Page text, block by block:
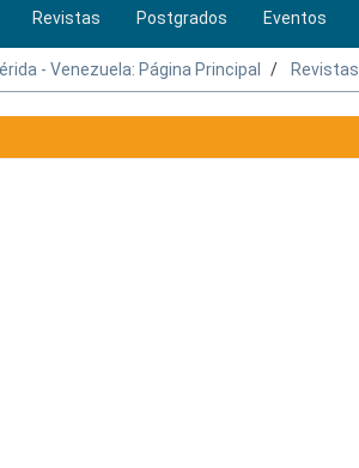
Revistas Postgrados Eventos
- Venezuela: Página Principal Revistas